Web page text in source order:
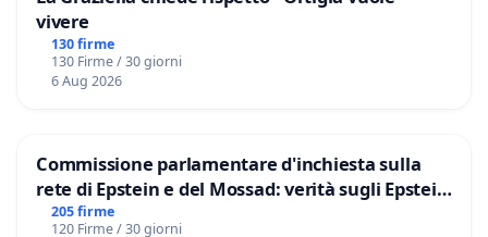
vivere
130 firme
130 Firme / 30 giorni
6 Aug 2026
Commissione parlamentare d'inchiesta sulla
rete di Epstein e del Mossad: verità sugli Epstein
Files
205 firme
120 Firme / 30 giorni